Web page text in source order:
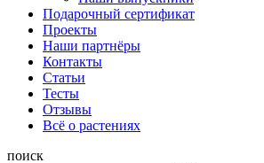
Подарочный сертификат
Проекты
Наши партнёры
Контакты
Статьи
Тесты
Отзывы
Всё о растениях
поиск